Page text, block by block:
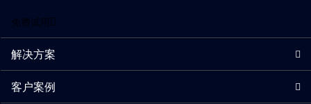
免费试用
解决方案
客户案例